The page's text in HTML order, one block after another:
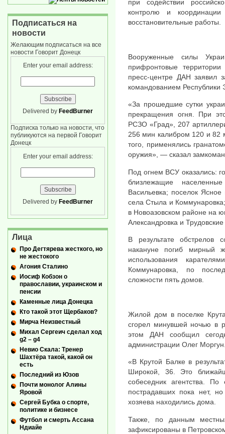
при содействии
контролю и
восстановительные работы.
Вооруженные силы
прифронтовые
пресс-центре ДАН заявил
командованием Республики
«За прошедшие сутки
прекращения огня. При
РСЗО «Град», 207
256 мин калибром 120 и 82
того, применялись
оружия», — сказал
Под огнем ВСУ оказались:
близлежащие
Васильевка; поселок
села Стыла и
в Новоазовском районе на
Александровка и
В результате
накануне погиб мирный
использования
Коммунаровка, по
сложности пять домов.
Жилой дом в поселке
сгорел минувшей ночью в
этом ДАН сообщил
администрации Олег
«В Крутой Балке в
Широкой, 36. Это
собеседник агентства.
пострадавших пока нет,
хозяева находились дома.
Также, по данным
зафиксированы в
Подписаться на
новости
Желающим подписаться на все
новости Говорит Донецк
Enter your email address:
Delivered by FeedBurner
Подписка только на новости, что
публикуются на первой Говорит
Донецк
Enter your email address:
Delivered by FeedBurner
Лица
Про Дегтярева жесткого, но
не жестокого
Агония Сталино
Иосиф Кобзон о
православии, украинском и
пенсии
Каменные лица Донецка
Кто такой этот Щербаков?
Мирча Неизвестный
Михал Сергеич сделал ход
g2 – g4
Невио Скала: Тренер
Шахтёра такой, какой он
есть
Последний из Юзов
Почти монолог Алины
Яровой
Сергей Бубка о спорте,
политике и бизнесе
Футбол и смерть Ассана
Ндиайе